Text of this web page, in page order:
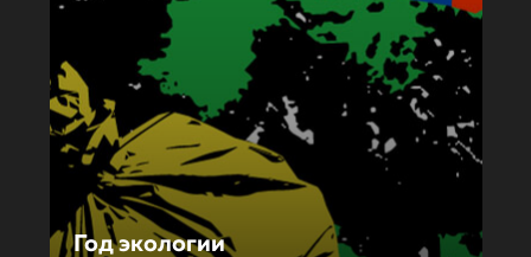
Год экологии